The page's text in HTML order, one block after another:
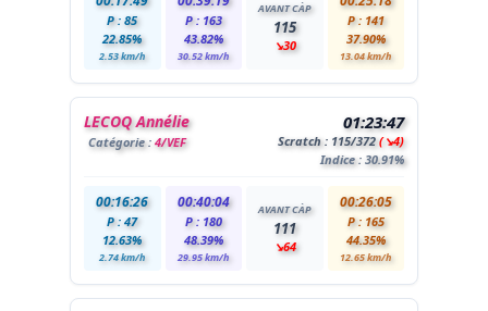
P : 85
22.85%
2.53 km/h
P : 163
43.82%
30.52 km/h
AVANT CÀP
115
↘30
P : 141
37.90%
13.04 km/h
LECOQ Annélie
Catégorie : 4/VEF
01:23:47
Scratch : 115/372(↘4)
Indice : 30.91%
00:16:26
P : 47
12.63%
2.74 km/h
00:40:04
P : 180
48.39%
29.95 km/h
AVANT CÀP
111
↘64
00:26:05
P : 165
44.35%
12.65 km/h